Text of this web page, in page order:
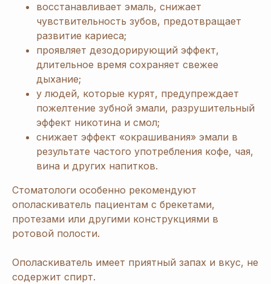
восстанавливает эмаль, снижает
чувствительность зубов, предотвращает
развитие кариеса;
проявляет дезодорирующий эффект,
длительное время сохраняет свежее
дыхание;
у людей, которые курят, предупреждает
пожелтение зубной эмали, разрушительный
эффект никотина и смол;
снижает эффект «окрашивания» эмали в
результате частого употребления кофе, чая,
вина и других напитков.
Стоматологи особенно рекомендуют
ополаскиватель пациентам с брекетами,
протезами или другими конструкциями в
ротовой полости.
Ополаскиватель имеет приятный запах и вкус, не
содержит спирт.